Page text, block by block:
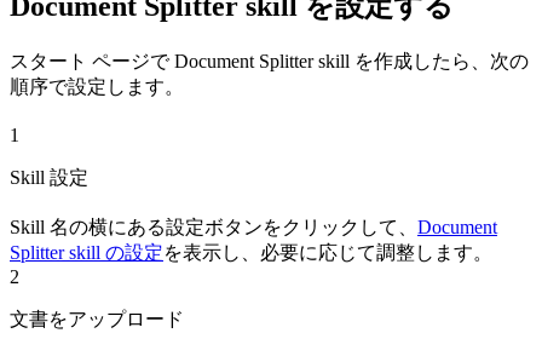
スタート ページで Document Splitter skill を作成したら、次の
順序で設定します。
1
Skill 設定
Skill 名の横にある設定ボタンをクリックして、 Document
Splitter skill の設定を表示し、必要に応じて調整します。
2
文書をアップロード